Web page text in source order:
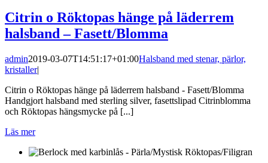
Citrin o Röktopas hänge på läderrem
halsband – Fasett/Blomma
admin2019-03-07T14:51:17+01:00Halsband med stenar, pärlor,
kristaller|
Citrin o Röktopas hänge på läderrem halsband - Fasett/Blomma
Handgjort halsband med sterling silver, fasettslipad Citrinblomma
och Röktopas hängsmycke på [...]
Läs mer